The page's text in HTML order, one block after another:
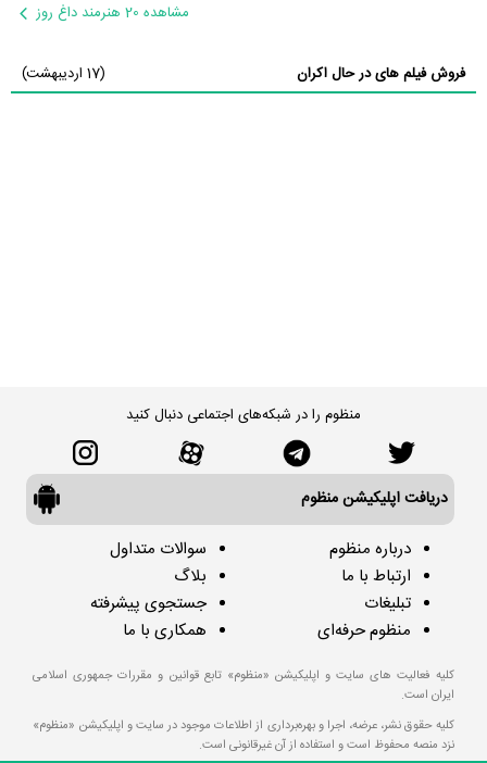
مشاهده 20 هنرمند داغ روز
فروش فیلم های در حال اکران (17 اردیبهشت)
منظوم را در شبکه‌های اجتماعی دنبال کنید
دریافت اپلیکیشن منظوم
درباره منظوم
ارتباط با ما
تبلیغات
منظوم حرفه‌ای
سوالات متداول
بلاگ
جستجوی پیشرفته
همکاری با ما
کلیه فعالیت های سایت و اپلیکیشن «منظوم» تابع قوانین و مقررات جمهوری اسلامی
ایران است.
کلیه حقوق نشر، عرضه، اجرا و بهره‌برداری از اطلاعات موجود در سایت و اپلیکیشن «منظوم»
نزد منصه محفوظ است و استفاده از آن غیرقانونی است.